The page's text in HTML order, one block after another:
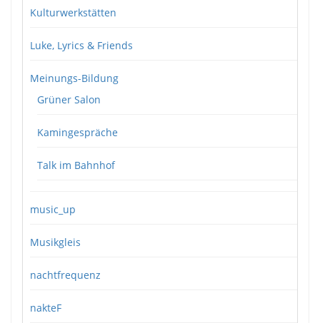
Kulturwerkstätten
Luke, Lyrics & Friends
Meinungs-Bildung
Grüner Salon
Kamingespräche
Talk im Bahnhof
music_up
Musikgleis
nachtfrequenz
nakteF